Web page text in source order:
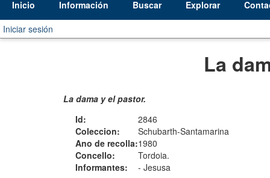
Inicio Información Buscar Explorar
Iniciar sesión
La
La dama y el pastor.
Id:
2846
Coleccion:
Schubarth-Santamarina
Ano de recolla:1980
Concello:
Tordoia.
Informantes:
- Jesusa